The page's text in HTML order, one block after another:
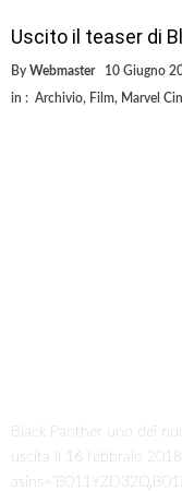
Uscito il teaser di
By Webmaster 10 Giugno
in : Archivio, Film, Marvel
Black Panther uno dei
uscita il 16 febbraio